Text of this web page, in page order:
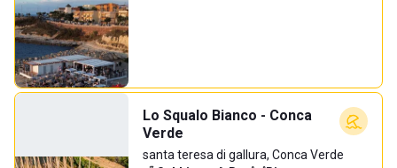
Lo Squalo Bianco - Conca
Verde
santa teresa di gallura, Conca Verde